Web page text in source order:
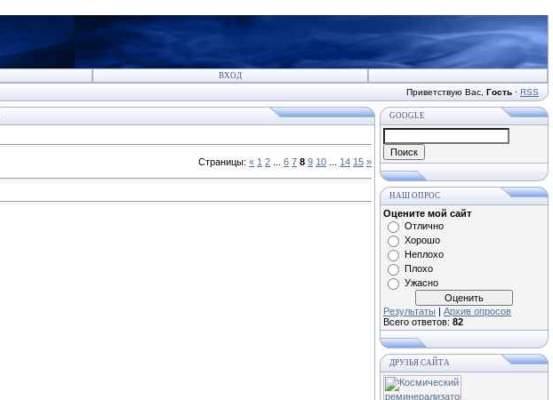
ВХОД
Приветствую Вас Гость · RSS
Страницы: « 1 2 6 7 8 9 10 14 15 »
GOOGLE
НАШ ОПРОС
Оцените мой сайт
Отлично
Хорошо
Неплохо
Плохо
Ужасно
Результаты | Архив опросов
Всего ответов: 82
ДРУЗЬЯ САЙТА